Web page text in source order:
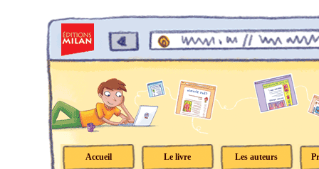
Accueil Le livre Les auteurs